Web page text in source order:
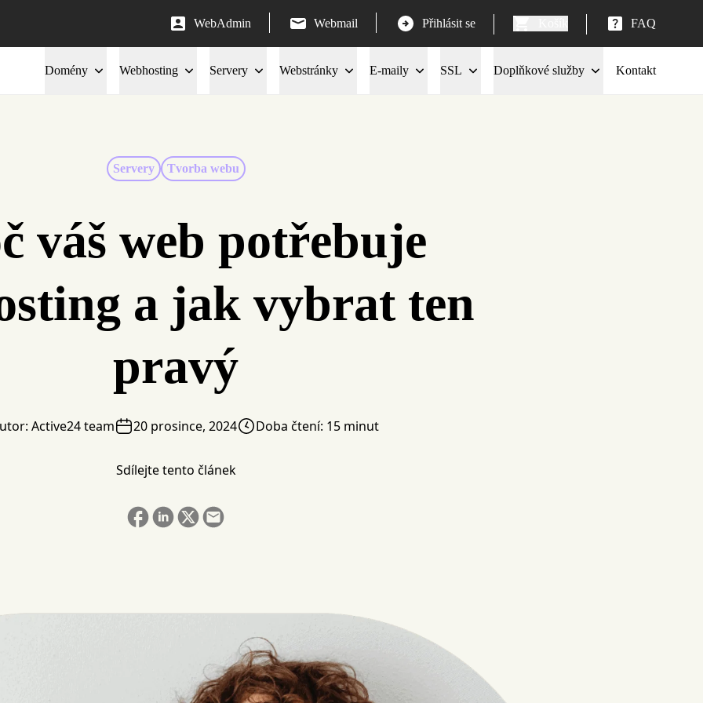
WebAdmin Webmail Přihlásit se FAQ
Domény Webhosting Servery Webstránky E-maily SSL Doplňkové služby Kontakt
Servery Tvorba webu
váš web potřebuje
a jak vybrat ten
pravý
Active24 team 20 prosince, 2024 Doba čtení: 15 minut
Sdílejte tento článek